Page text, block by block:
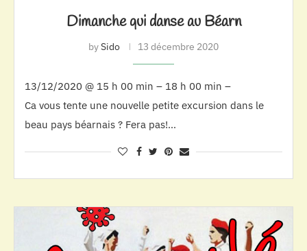
Dimanche qui danse au Béarn
bySido 13 décembre 2020
13/12/2020 @ 15 h 00 min – 18 h 00 min –
Ca vous tente une nouvelle petite excursion dans le
beau pays béarnais ? Fera pas!…